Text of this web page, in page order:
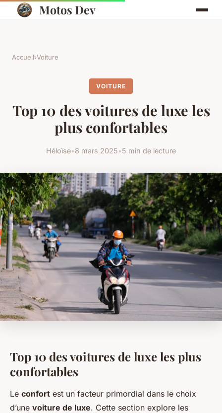
Motos Dev
Accueil›Voiture
VOITURE
Top 10 des voitures de luxe les
plus confortables
Héloïse•8 mars 2025•5 min de lecture
Top 10 des voitures de luxe les plus
confortables
Le confort est un facteur primordial dans le choix
d’une voiture de luxe. Cette section explore les